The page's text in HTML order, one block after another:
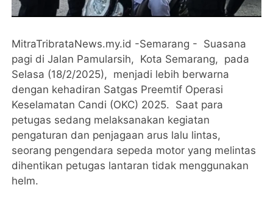
MitraTribrataNews.my.id -Semarang - Suasana
pagi di Jalan Pamularsih, Kota Semarang, pada
Selasa (18/2/2025), menjadi lebih berwarna
dengan kehadiran Satgas Preemtif Operasi
Keselamatan Candi (OKC) 2025. Saat para
petugas sedang melaksanakan kegiatan
pengaturan dan penjagaan arus lalu lintas,
seorang pengendara sepeda motor yang melintas
dihentikan petugas lantaran tidak menggunakan
helm.